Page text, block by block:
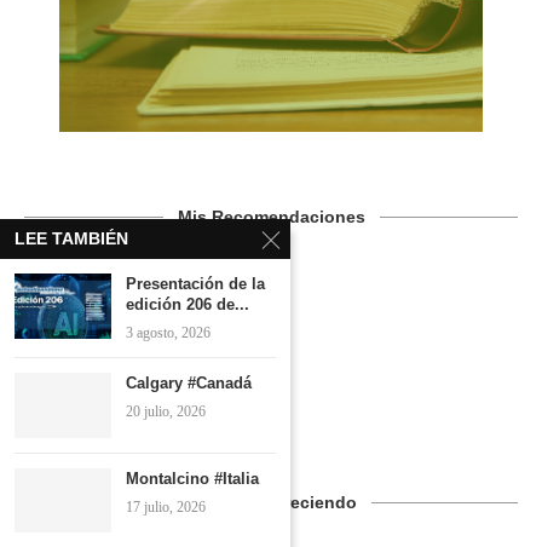
Mis Recomendaciones
Seguimos Creciendo
LEE TAMBIÉN
Presentación de la
edición 206 de...
3 agosto, 2026
Calgary #Canadá
20 julio, 2026
Montalcino #Italia
17 julio, 2026